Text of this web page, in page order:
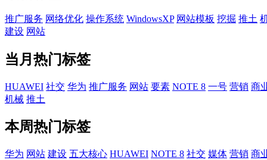
推广服务 网络优化 操作系统 WindowsXP 网站模板 挖掘 推土
建设 网站
当月热门标签
HUAWEI 社交 华为 推广服务 网站 要素 NOTE 8 一号 营销 商
机械 推土
本周热门标签
华为 网站 建设 五大核心 HUAWEI NOTE 8 社交 媒体 营销 商